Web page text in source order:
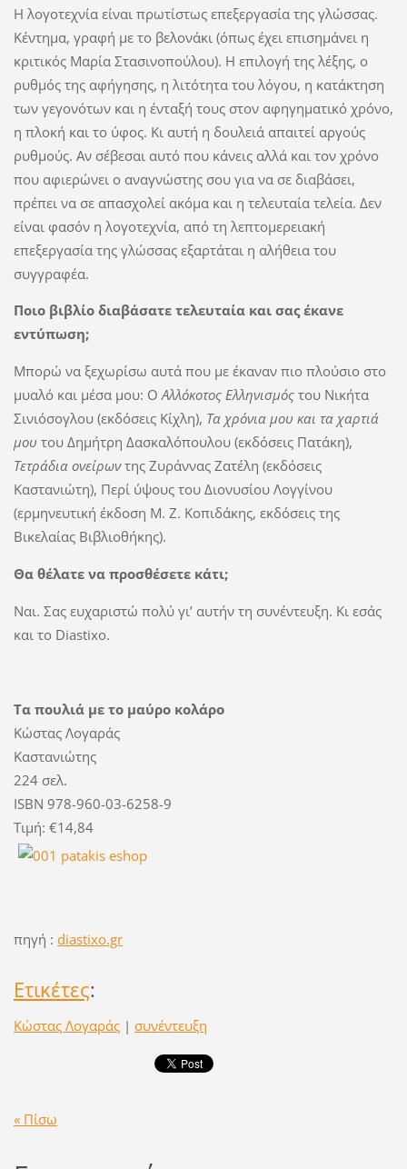
Η λογοτεχνία είναι πρωτίστως επεξεργασία της γλώσσας.
Κέντημα, γραφή με το βελονάκι (όπως έχει επισημάνει η
κριτικός Μαρία Στασινοπούλου). Η επιλογή της λέξης, ο
ρυθμός της αφήγησης, η λιτότητα του λόγου, η κατάκτηση
των γεγονότων και η ένταξή τους στον αφηγηματικό χρόνο,
η πλοκή και το ύφος. Κι αυτή η δουλειά απαιτεί αργούς
ρυθμούς. Αν σέβεσαι αυτό που κάνεις αλλά και τον χρόνο
που αφιερώνει ο αναγνώστης σου για να σε διαβάσει,
πρέπει να σε απασχολεί ακόμα και η τελευταία τελεία. Δεν
είναι φασόν η λογοτεχνία, από τη λεπτομερειακή
επεξεργασία της γλώσσας εξαρτάται η αλήθεια του
συγγραφέα.
Ποιο βιβλίο διαβάσατε τελευταία και σας έκανε
εντύπωση;
Μπορώ να ξεχωρίσω αυτά που με έκαναν πιο πλούσιο στο
μυαλό και μέσα μου: ΟΑλλόκοτος Ελληνισμόςτου Νικήτα
Σινιόσογλου (εκδόσεις Κίχλη), Τα χρόνια μου και τα χαρτιά
μου του Δημήτρη Δασκαλόπουλου (εκδόσεις Πατάκη),
Τετράδια ονείρωντης Ζυράννας Ζατέλη (εκδόσεις
Καστανιώτη), Περί ύψους του Διονυσίου Λογγίνου
(ερμηνευτική έκδοση Μ. Ζ. Κοπιδάκης, εκδόσεις της
Βικελαίας Βιβλιοθήκης).
Θα θέλατε να προσθέσετε κάτι;
Ναι. Σας ευχαριστώ πολύ γι’ αυτήν τη συνέντευξη. Κι εσάς
και το Diastixo.
Τα πουλιά με το μαύρο κολάρο
Κώστας Λογαράς
Καστανιώτης
224 σελ.
ISBN 978-960-03-6258-9
Τιμή: €14,84
πηγή : diastixo.gr
Ετικέτες:
Κώστας Λογαράς | συνέντευξη
« Πίσω